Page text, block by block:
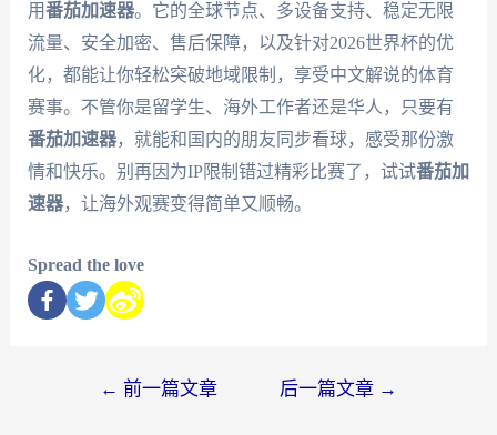
用番茄加速器。它的全球节点、多设备支持、稳定无限
流量、安全加密、售后保障，以及针对2026世界杯的优
化，都能让你轻松突破地域限制，享受中文解说的体育
赛事。不管你是留学生、海外工作者还是华人，只要有
番茄加速器，就能和国内的朋友同步看球，感受那份激
情和快乐。别再因为IP限制错过精彩比赛了，试试番茄加
速器，让海外观赛变得简单又顺畅。
Spread the love
← 前一篇文章 后一篇文章 →